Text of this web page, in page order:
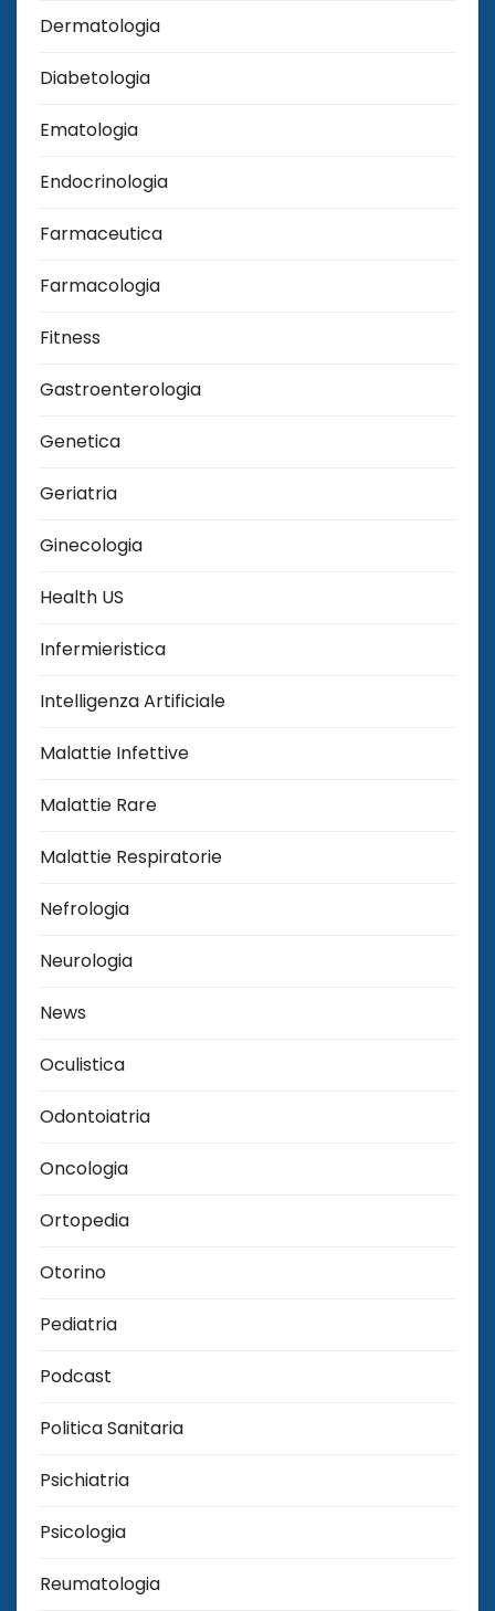
Dermatologia
Diabetologia
Ematologia
Endocrinologia
Farmaceutica
Farmacologia
Fitness
Gastroenterologia
Genetica
Geriatria
Ginecologia
Health US
Infermieristica
Intelligenza Artificiale
Malattie Infettive
Malattie Rare
Malattie Respiratorie
Nefrologia
Neurologia
News
Oculistica
Odontoiatria
Oncologia
Ortopedia
Otorino
Pediatria
Podcast
Politica Sanitaria
Psichiatria
Psicologia
Reumatologia